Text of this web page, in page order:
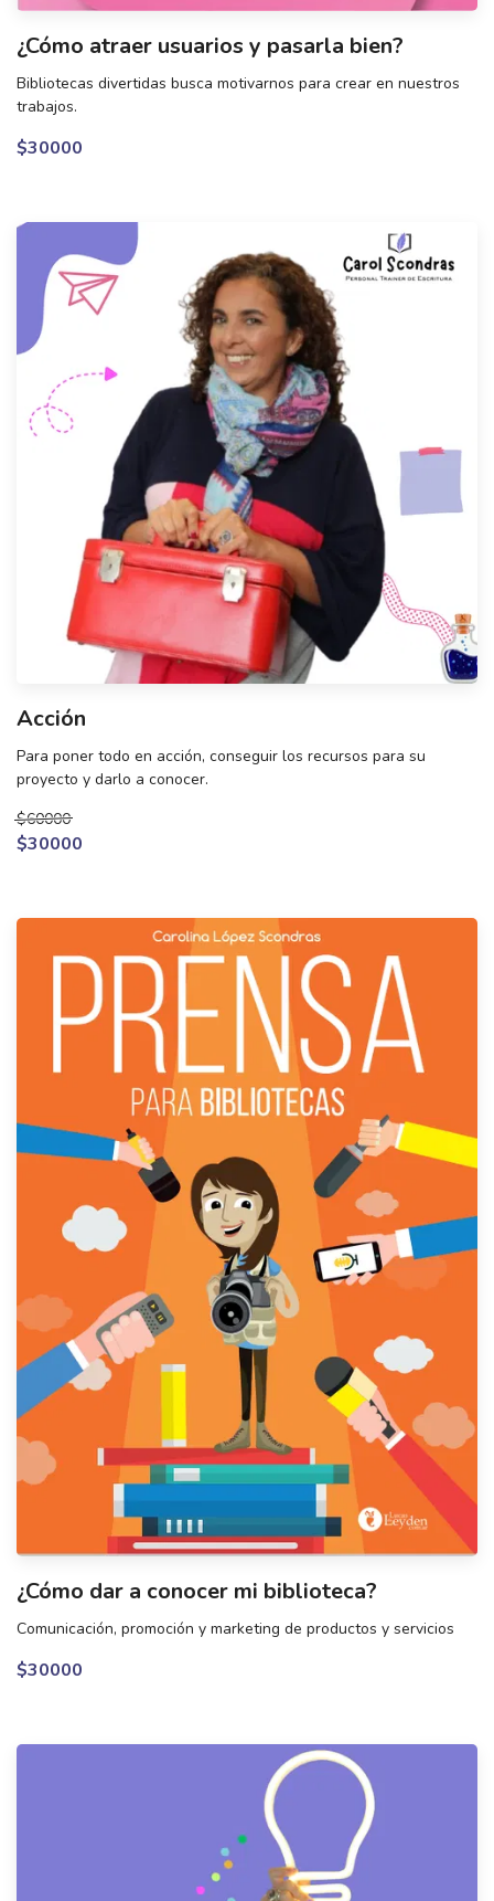
¿Cómo atraer usuarios y pasarla bien?
Bibliotecas divertidas busca motivarnos para crear en nuestros
trabajos.
$30000
Acción
Para poner todo en acción, conseguir los recursos para su
proyecto y darlo a conocer.
$60000
$30000
¿Cómo dar a conocer mi biblioteca?
Comunicación, promoción y marketing de productos y servicios
$30000